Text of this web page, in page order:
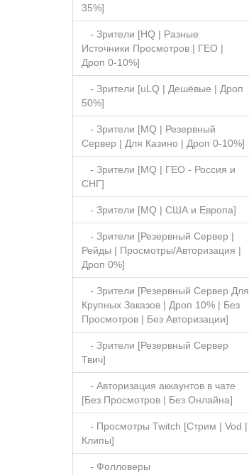
35%]
- Зрители [HQ | Разные
Источники Просмотров | ГЕО |
Дроп 0-10%]
- Зрители [uLQ | Дешёвые | Дроп
50%]
- Зрители [MQ | Резервный
Сервер | Для Казино | Дроп 0-10%]
- Зрители [MQ | ГЕО - Россия и
СНГ]
- Зрители [MQ | США и Европа]
- Зрители [Резервный Сервер |
Рейды | Просмотры/Авторизация |
Дроп 0%]
- Зрители [Резервный Сервер Для
Крупных Заказов | Дроп 10% | Без
Просмотров | Без Авторизации]
- Зрители [Резервный Сервер
Твич]
- Авторизация аккаунтов в чате
[Без Просмотров | Без Онлайна]
- Просмотры Twitch [Стрим | Vod |
Клипы]
- Фолловеры